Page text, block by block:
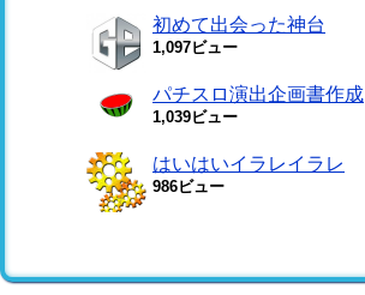
初めて出会った神台
1,097ビュー
パチスロ演出企画書作成
1,039ビュー
はいはいイラレイラレ
986ビュー